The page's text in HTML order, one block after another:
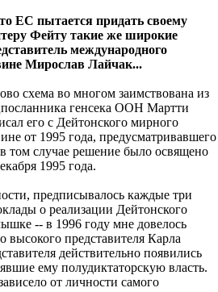
ЕС пытается придать своему
Фейту такие же широкие
международного
Мирослав Лайчак...
схема во многом заимствована из
генсека ООН Мартти
его с Дейтонского мирного
от 1995 года, предусматривавшего
том случае решение было освящено
1995 года.
предписывалось каждые три
о реализации Дейтонского
-- в 1996 году мне довелось
высокого представителя Карла
действительно появились
ему полудиктаторскую власть.
от личности самого